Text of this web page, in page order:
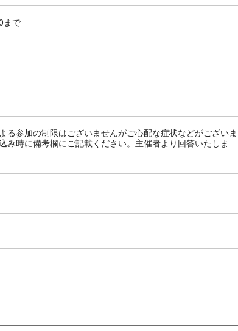
まで
る参加の制限はございませんがご心配な症状などがございま
み時に備考欄にご記載ください。主催者より回答いたしま